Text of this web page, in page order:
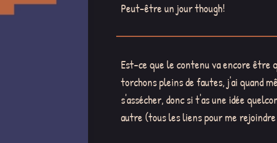
Peut-être un jour though!
Est-ce que le contenu va encore être
torchons pleins de fautes, j'ai quand
s'assécher, donc si t'as une idée
autre (tous les liens pour me